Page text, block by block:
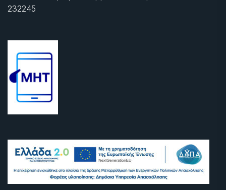
232245